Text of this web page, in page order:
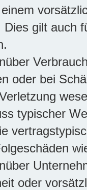
gilt auch
oder bei
typischer
oder